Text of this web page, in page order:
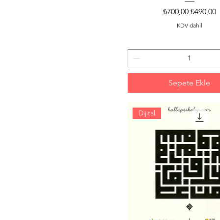
Normal Fiyat
₺700,00 İndirimli
₺490,00
KDV dahil
Sepete Ekle
Dijital